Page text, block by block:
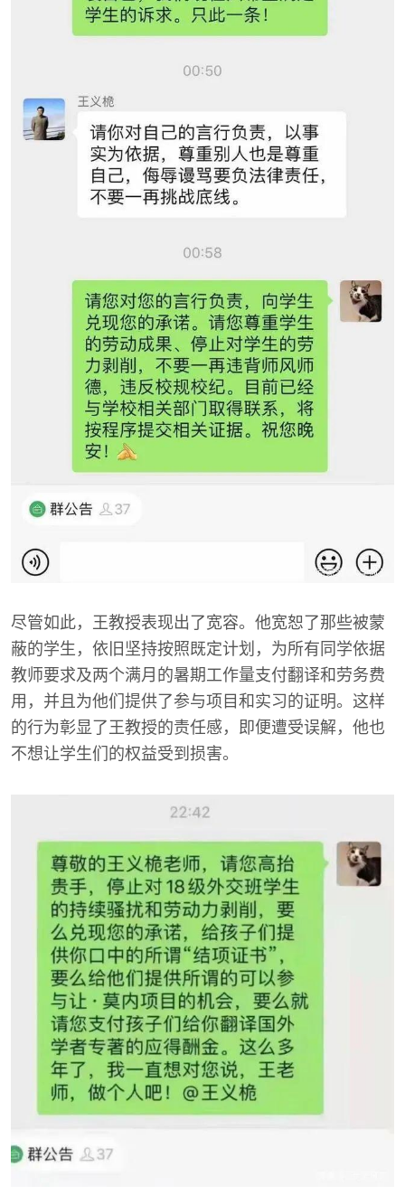
尽管如此，王教授表现出了宽容。他宽恕了那些被蒙
蔽的学生，依旧坚持按照既定计划，为所有同学依据
教师要求及两个满月的暑期工作量支付翻译和劳务费
用，并且为他们提供了参与项目和实习的证明。这样
的行为彰显了王教授的责任感，即便遭受误解，他也
不想让学生们的权益受到损害。